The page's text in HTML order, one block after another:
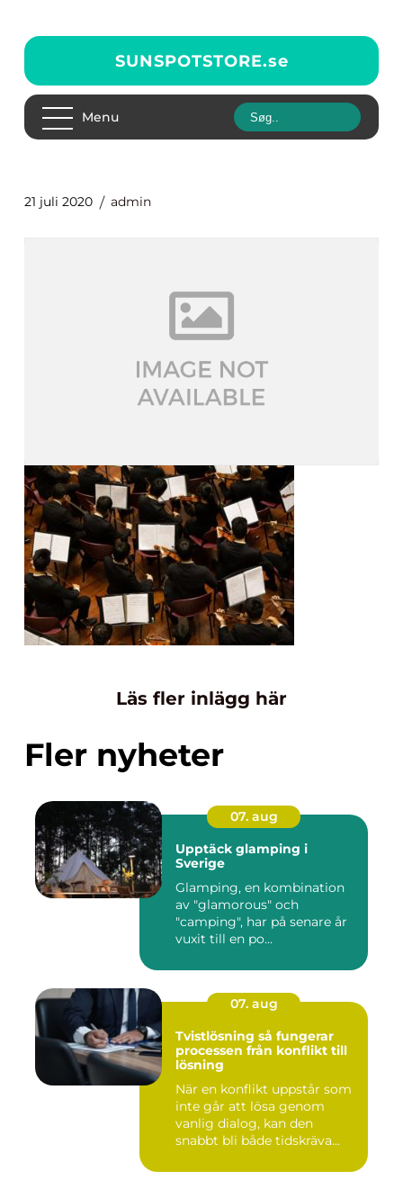
SUNSPOTSTORE.se
Menu
21 juli 2020 admin
Läs fler inlägg här
Fler nyheter
07. aug
Upptäck glamping i
Sverige
Glamping, en kombination
av "glamorous" och
"camping", har på senare år
vuxit till en po...
07. aug
Tvistlösning så fungerar
processen från konflikt till
lösning
När en konflikt uppstår som
inte går att lösa genom
vanlig dialog, kan den
snabbt bli både tidskräva...